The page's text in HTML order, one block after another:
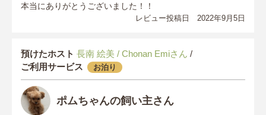
本当にありがとうございました！！
レビュー投稿日 2022年9月5日
預けたホスト 長南 絵美 / Chonan Emiさん /
ご利用サービス
お泊り
ポムちゃんの飼い主さん